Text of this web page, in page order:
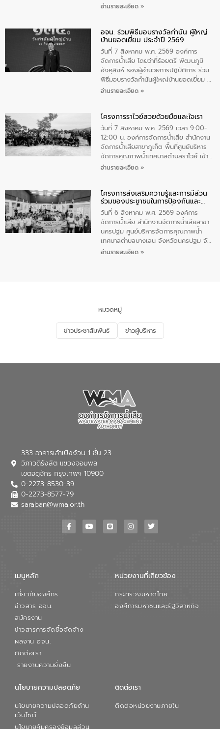
สมภพ สมเด็จพระนางเจ้าสิริกิติ์พระบรม
ทิพย์คำ รองผู้ว่าราชการจังหวัดมุกดาหาร
เป็นประธานในพิธี ณ เรือนจําชั่วคราวนาโสก
ตําบลนาโสก อําเภอเมืองมุกดาหาร จังหวัด
มุกดาหาร โดยในกิจกรรมได้ร่วมปลูกป่า และ
ทําความสะอาดภายในบริเวณ จัดกิจกรรม
เพื่อถวายเป็นพระราชกุศล สมเด็จพระนาง
เจ้าสิริกิติ์พระบรมราชินีนาถ พระบรมราช
อ่านรายละเอียด »
อจน. ร่วมพิธีมอบรางวัลกำนัน ผู้ใหญ่
บ้านยอดเยี่ยม ประจำปี 2569
วันที่ 7 สิงหาคม พ.ศ. 2569 องค์การ
จัดการน้ำเสีย โดยว่าที่ร้อยตรี พัฒนภูมิ
อังศุสิงห์ รองผู้อำนวยการปฏิบัติการ ร่วม
พิธีมอบรางวัลกำนันผู้ใหญ่บ้านยอดเยี่ยม ณ
ทำเนียบรัฐบาล โดยมีนายอนุทิน ชาญวีรกูล
ทองคำและประกาศเกียรติคุณให้แก่ กำนัน
ผู้ใหญ่บ้านยอดเยี่ยม พร้อมกล่าวชื่นชม ให้
โอวาท และมอบนโยบาย
อ่านรายละเอียด »
โครงการราไวย์สวยด้วยมือและใจเรา
วันที่ 7 สิงหาคม พ.ศ. 2569 เวลา 9:00-
12:00 น. องค์การจัดการน้ำเสีย สำนักงาน
จัดการน้ำเสียสาขาภูเก็ต พื้นที่ศูนย์บริหาร
จัดการคุณภาพน้ำเทศบาลตำบลราไวย์ เข้า
ร่วมโครงการราไวย์สวยด้วยมือและใจเรา
ประชาชน ตัวแทนจากโรงแรมต่างๆ ในเขต
เทศบาลตำบลราไวย์ ศูนย์บริหารจัดการ
คุณภาพน้ำเทศบาลตำบลราไวย์ นำโดยนาย
น้อย แก้วเศษ ผู้จัดการสำนักงานจัดการน้ำ
เสียสาขาภูเก็ต พร้อมด้วยเจ้าหน้าที่ จำนวน
5 คน ร่วมทำกิจกรรม ทำความสะอาด
ชายหาดและแหล่งท่องเที่ยว ณ บริเวณ
อ่านรายละเอียด »
โครงการส่งเสริมความรู้และการมีส่วน
ร่วมของประชาชนในการป้องกันและ
แก้ไขปัญหาน้ำเสียอย่างยั่งยืน
วันที่ 6 สิงหาคม พ.ศ. 2569 องค์การ
จัดการน้ำเสีย สำนักงานจัดการน้ำเสียสาขา
นครปฐม ศูนย์บริหารจัดการคุณภาพน้ำ
เทศบาลตำบลบางเลน จังหวัดนครปฐม จัด
กิจกรรมภายใต้โครงการส่งเสริมความรู้และ
จัดการน้ำเสียและสร้างจิตสำนึกในการ
อนุรักษ์สิ่งแวดล้อม ในหัวข้อ “น้ำเสียชุมชน
และการบำบัดน้ำเสียเบื้องต้น” โดยให้ความรู้
เกี่ยวกับสาเหตุและผลกระทบของน้ำเสีย
ณ เทศบาลตำบลบางเลน จังหวัดนครปฐม
อ่านรายละเอียด »
หมวดหมู่
ข่าวประชาสัมพันธ์ ข่าวผู้บริหาร
333 อาคารเล้าเป้งง้วน 1 ชั้น 23
วิภาวดีรังสิต แขวงจอมพล
เขตจตุจักร กรุงเทพฯ 10900
0-2273-8530-39
0-2273-8577-79
saraban@wma.or.th
เมนูหลัก
เกี่ยวกับองค์กร
ข่าวสาร อจน.
สมัครงาน
ข่าวสารการจัดซื้อจัดจ้าง
ผลงาน อจน.
ติดต่อเรา
รายงานความยั่งยืน
หน่วยงานที่เกียวข้อง
กระทรวงมหาดไทย
องค์การมหาชนและรัฐวิสาหกิจ
นโยบายความปลอดภัย
นโยบายความปลอดภัยด้าน
เว็บไซต์
นโยบายคุ้มครองข้อมูลส่วน
ติดต่อเรา
ติดต่อหน่วยงานภายใน